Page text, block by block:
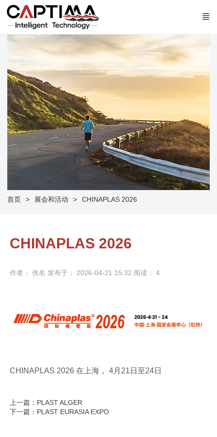
首页 展会和活动 CHINAPLAS 2026
CHINAPLAS 2026
作者： 佚名 发布于： 2026-04-21 15:32 阅读： 4
CHINAPLAS 2026 在上海， 4月21日至24日
上一篇：PLAST ALGER
下一篇：PLAST EURASIA EXPO